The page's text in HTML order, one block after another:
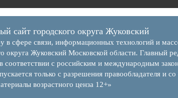
сайт городского округа Жуковский
в сфере связи, информационных технологий и
Жуковский Московской области. Главный
с российским и международным
только с разрешения правообладателя и со
возрастного ценза 12+»